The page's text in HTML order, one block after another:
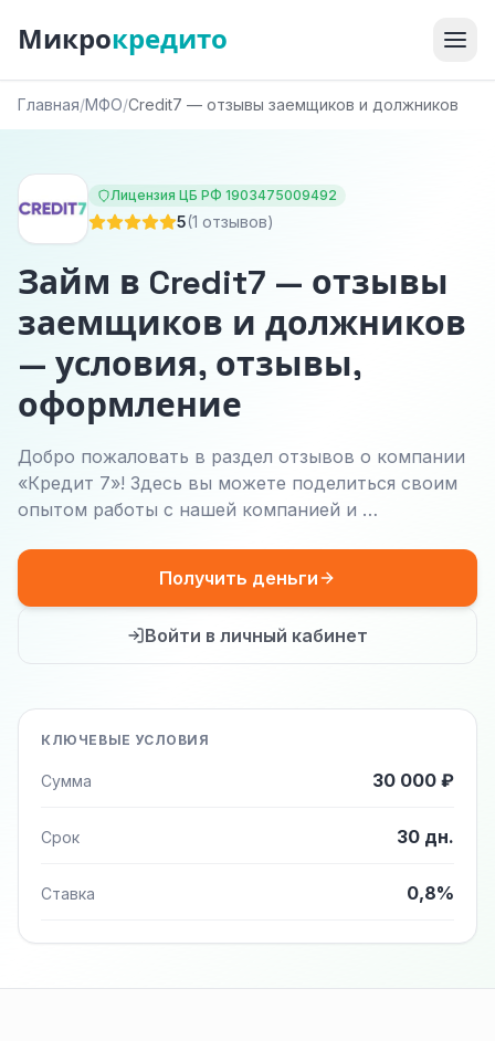
Микрокредито
Главная/МФО/Credit7 — отзывы заемщиков и должников
Лицензия ЦБ РФ 1903475009492
5(1 отзывов)
Займ в Credit7 — отзывы
заемщиков и должников
— условия, отзывы,
оформление
Добро пожаловать в раздел отзывов о компании
«Кредит 7»! Здесь вы можете поделиться своим
опытом работы с нашей компанией и …
Получить деньги
Войти в личный кабинет
КЛЮЧЕВЫЕ УСЛОВИЯ
Сумма 30 000 ₽
Срок 30 дн.
Ставка 0,8%